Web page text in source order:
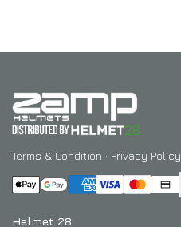
Terms & Condition · Privacy Policy
Helmet 28